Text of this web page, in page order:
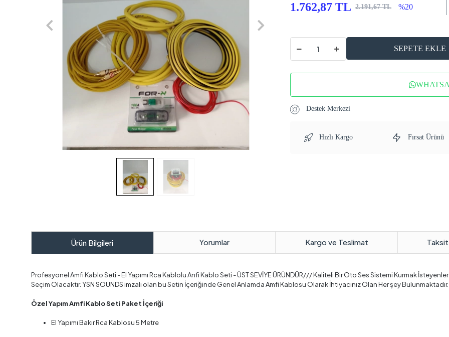
1.762,87 TL 2.191,67 TL %20
SEPETE EKLE
Destek Merkezi
Hızlı Kargo Fırsat Ürünü
Ürün Bilgileri Yorumlar Kargo ve Teslimat
Profesyonel Amfi Kablo Seti - El Yapımı Rca Kablolu Anfi Kablo Seti - ÜST SEVİYE ÜRÜNDÜR/// Kaliteli Bir Oto Ses Sistemi Kurmak
Seçim Olacaktır. YSN SOUNDS imzalı olan bu Setin İçeriğinde Genel Anlamda Amfi Kablosu Olarak İhtiyacınız Olan Her şey Bulunmaktadır.
Özel Yapım Amfi Kablo Seti Paket İçeriği
El Yapımı Bakır Rca Kablosu 5 Metre